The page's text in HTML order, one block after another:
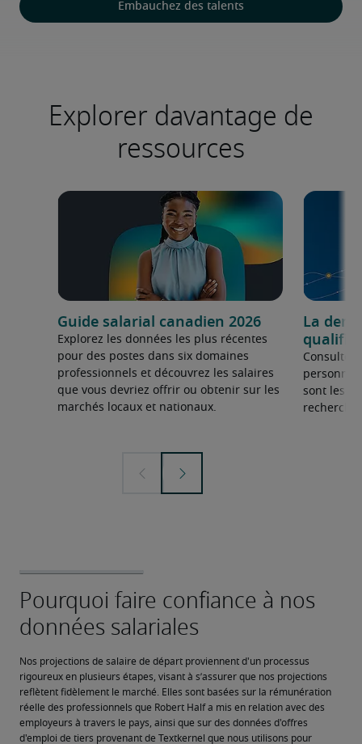
Embauchez des talents
Explorer davantage de
ressources
Guide salarial canadien 2026
Explorez les données les plus récentes
pour des postes dans six domaines
professionnels et découvrez les salaires
que vous devriez offrir ou obtenir sur les
marchés locaux et nationaux.
La
qualifié
Consultez
personnel
sont les
Nos projections de salaire de départ proviennent d'un processus
rigoureux en plusieurs étapes, visant à s’assurer que nos projections
reflètent fidèlement le marché. Elles sont basées sur la rémunération
réelle des professionnels que Robert Half a mis en relation avec des
employeurs à travers le pays, ainsi que sur des données d'offres
d'emploi de tiers provenant de Textkernel que nous utilisons pour